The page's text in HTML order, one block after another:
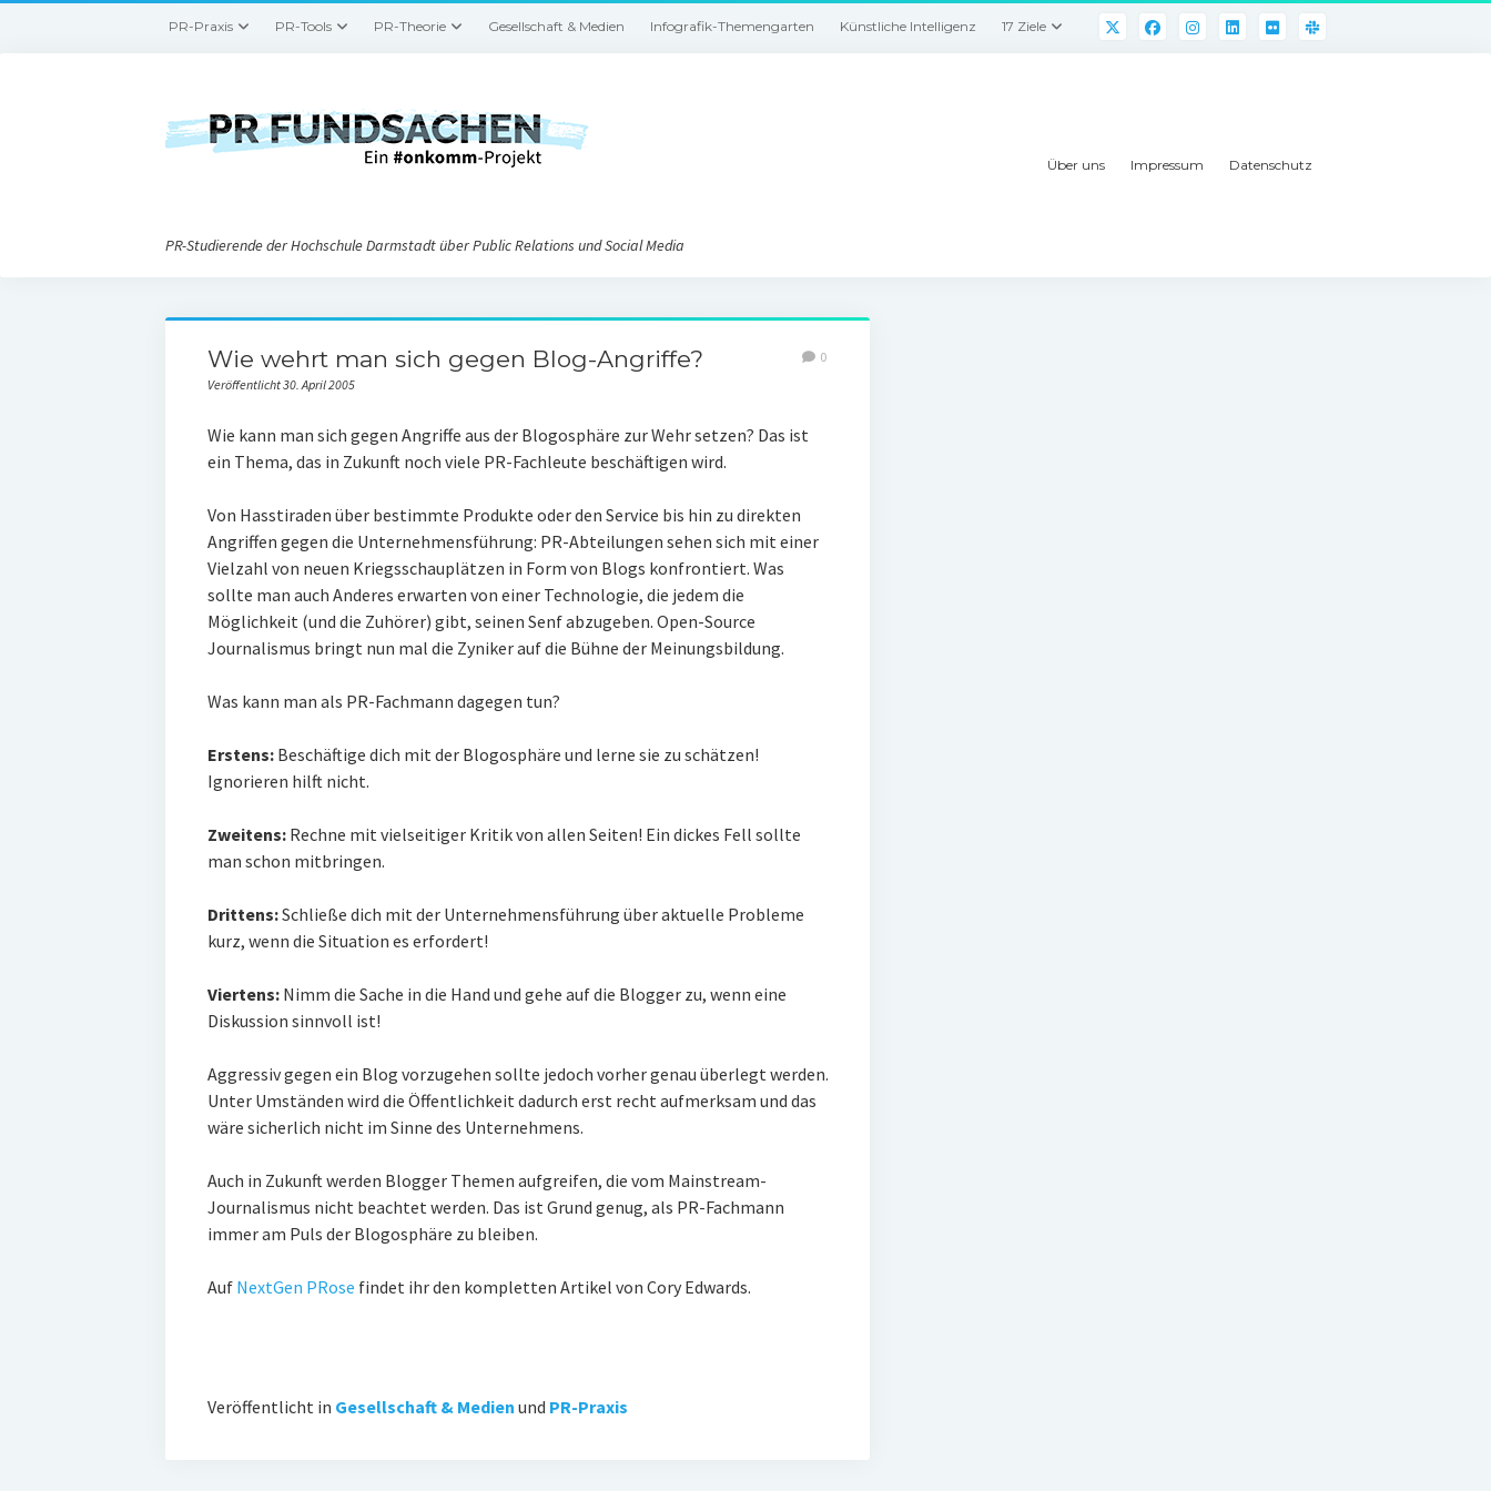
PR-Praxis PR-Tools PR-Theorie Gesellschaft & Medien Infografik-Themengarten Künstliche Intelligenz 17 Ziele
PR-Studierende der Hochschule Darmstadt über Public Relations und Social Media
Über uns Impressum Datenschutz
Wie wehrt man sich gegen Blog-Angriffe?
Veröffentlicht 30. April 2005
0
Wie kann man sich gegen Angriffe aus der Blogosphäre zur Wehr setzen? Das ist
ein Thema, das in Zukunft noch viele PR-Fachleute beschäftigen wird.
Von Hasstiraden über bestimmte Produkte oder den Service bis hin zu direkten
Angriffen gegen die Unternehmensführung: PR-Abteilungen sehen sich mit einer
Vielzahl von neuen Kriegsschauplätzen in Form von Blogs konfrontiert. Was
sollte man auch Anderes erwarten von einer Technologie, die jedem die
Möglichkeit (und die Zuhörer) gibt, seinen Senf abzugeben. Open-Source
Journalismus bringt nun mal die Zyniker auf die Bühne der Meinungsbildung.
Was kann man als PR-Fachmann dagegen tun?
Erstens: Beschäftige dich mit der Blogosphäre und lerne sie zu schätzen!
Ignorieren hilft nicht.
Zweitens: Rechne mit vielseitiger Kritik von allen Seiten! Ein dickes Fell sollte
man schon mitbringen.
Drittens:Schließe dich mit der Unternehmensführung über aktuelle Probleme
kurz, wenn die Situation es erfordert!
Viertens: Nimm die Sache in die Hand und gehe auf die Blogger zu, wenn eine
Diskussion sinnvoll ist!
Aggressiv gegen ein Blog vorzugehen sollte jedoch vorher genau überlegt werden.
Unter Umständen wird die Öffentlichkeit dadurch erst recht aufmerksam und das
wäre sicherlich nicht im Sinne des Unternehmens.
Auch in Zukunft werden Blogger Themen aufgreifen, die vom Mainstream-
Journalismus nicht beachtet werden. Das ist Grund genug, als PR-Fachmann
immer am Puls der Blogosphäre zu bleiben.
Auf NextGen PRose findet ihr den kompletten Artikel von Cory Edwards.
Veröffentlicht in Gesellschaft & Medien und PR-Praxis